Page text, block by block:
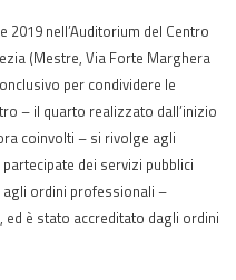
nell’Auditorium del Centro
(Mestre, Via Forte Marghera
per condividere le
– il quarto realizzato dall’inizio
coinvolti – si rivolge agli
dei servizi pubblici
agli ordini professionali –
è stato accreditato dagli ordini